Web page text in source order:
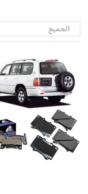
الجميع